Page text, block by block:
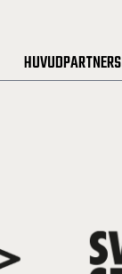
HUVUDPARTNERS